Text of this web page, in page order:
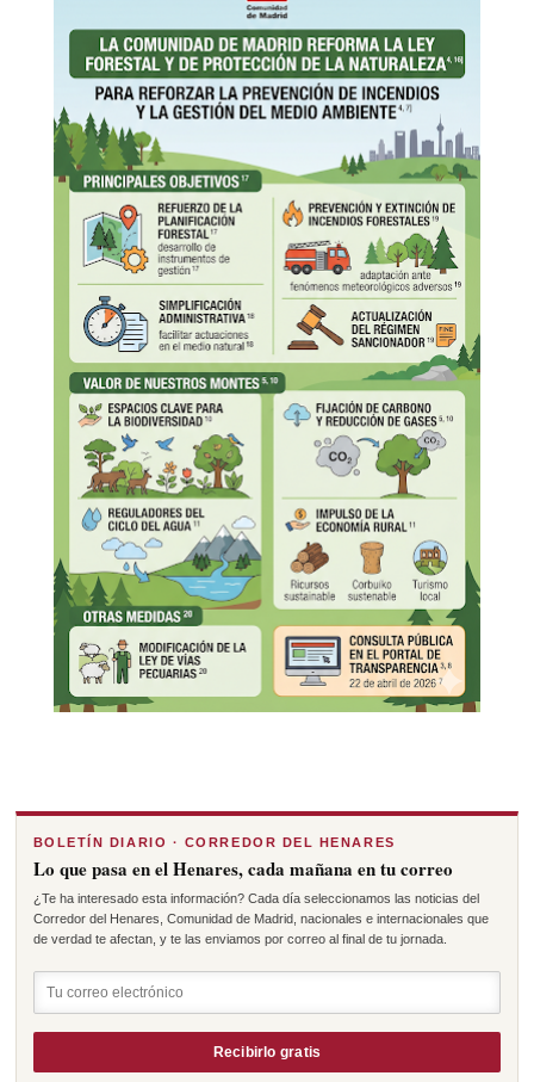
BOLETÍN DIARIO · CORREDOR DEL HENARES
Lo que pasa en el Henares, cada mañana en tu correo
¿Te ha interesado esta información? Cada día seleccionamos las noticias del
Corredor del Henares, Comunidad de Madrid, nacionales e internacionales que
de verdad te afectan, y te las enviamos por correo al final de tu jornada.
Recibirlo gratis